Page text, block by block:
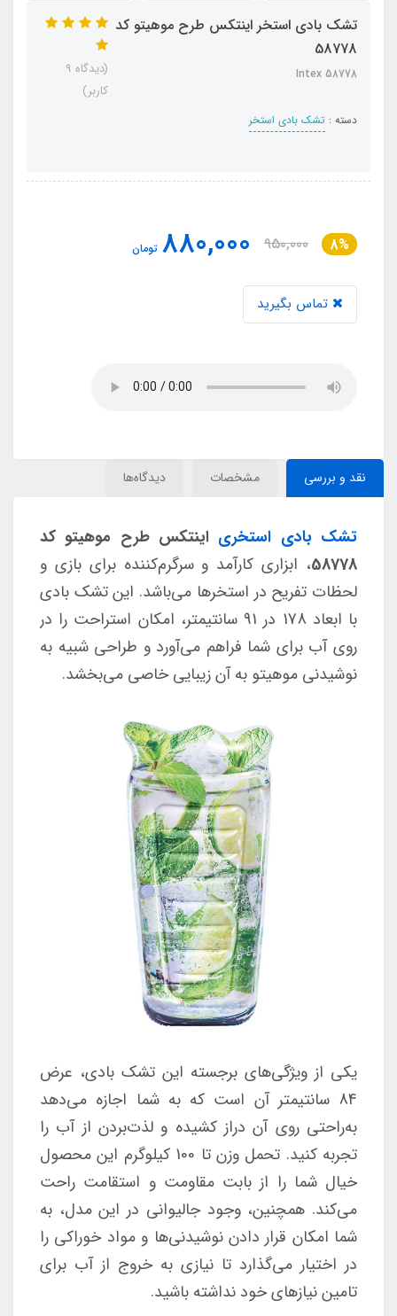
تشک بادی استخر اینتکس طرح موهیتو کد
58778
Intex 58778
دسته : تشک بادی استخر
(دیدگاه 9
کاربر)
8%
950,000
880,000 تومان
تماس بگیرید
نقد و بررسی مشخصات دیدگاه‌ها
تشک بادی استخری اینتکس طرح موهیتو کد
58778، ابزاری کارآمد و سرگرم‌کننده برای بازی و
لحظات تفریح در استخرها می‌باشد. این تشک بادی
با ابعاد 178 در 91 سانتیمتر، امکان استراحت را در
روی آب برای شما فراهم می‌آورد و طراحی شبیه به
نوشیدنی موهیتو به آن زیبایی خاصی می‌بخشد.
یکی از ویژگی‌های برجسته این تشک بادی، عرض
84 سانتیمتر آن است که به شما اجازه می‌دهد
به‌راحتی روی آن دراز کشیده و لذت‌بردن از آب را
تجربه کنید. تحمل وزن تا 100 کیلوگرم این محصول
خیال شما را از بابت مقاومت و استقامت راحت
می‌کند. همچنین، وجود جالیوانی در این مدل، به
شما امکان قرار دادن نوشیدنی‌ها و مواد خوراکی را
در اختیار می‌گذارد تا نیازی به خروج از آب برای
تامین نیازهای خود نداشته باشید.